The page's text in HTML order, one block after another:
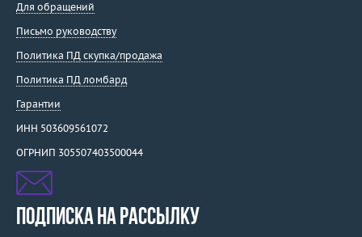
Для обращений
Письмо руководству
Политика ПД скупка/продажа
Политика ПД ломбард
Гарантии
ИНН 503609561072
ОГРНИП 305507403500044
ПОДПИСКА НА РАССЫЛКУ